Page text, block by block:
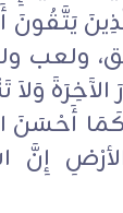
ولعب
الآَخِرَةَ
أَحْسَنَ
إِنَّ